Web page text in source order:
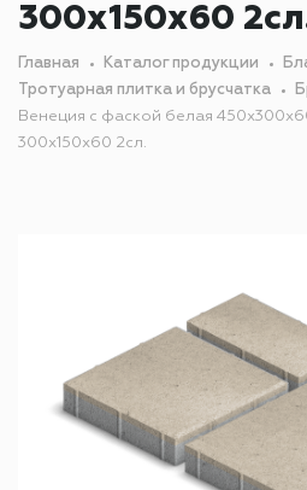
300х150х60
Главная Каталог продукции
Тротуарная плитка и брусчатка
Венеция с фаской белая
300х150х60 2сл.